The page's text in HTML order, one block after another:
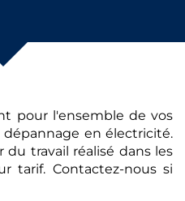
pour l'ensemble de vos
en électricité.
travail réalisé dans les
tarif. Contactez-nous si